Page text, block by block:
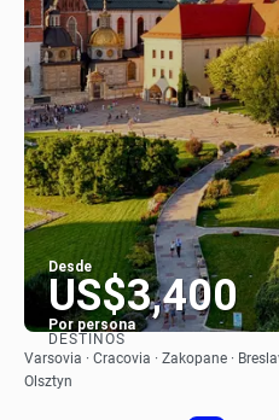
Desde
US$3,400
Por persona
DESTINOS
Varsovia · Cracovia · Zakopane ·
Olsztyn